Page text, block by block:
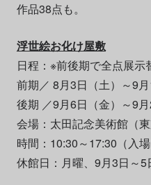
作品38点も。
浮世絵お化け屋敷
日程：※前後期で全点展示
前期／ 8月3日（土）～9月
後期 ／9月6日（金）～9月
会場：太田記念美術館（
時間：10:30～17:30（入場
休館日：月曜、9月3日～5